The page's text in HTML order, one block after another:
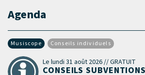
Agenda
Musiscope Conseils individuels
Le lundi 31 août 2026 // GRATUIT
CONSEILS SUBVENTIONS